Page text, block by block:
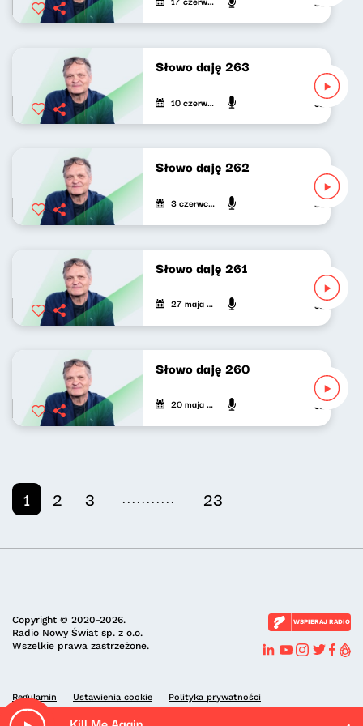
Słowo daję 263
10 czerwca 2026 Jarosław
Słowo daję 262
3 czerwca 2026 Jarosław
Słowo daję 261
27 maja 2026 Jarosław
Słowo daję 260
20 maja 2026 Jarosław
1 2 3 ........... 23
Copyright © 2020-2026.
Radio Nowy Świat sp. z o.o.
Wszelkie prawa zastrzeżone.
WSPIERAJ RADIO
Regulamin Ustawienia cookie Polityka prywatności